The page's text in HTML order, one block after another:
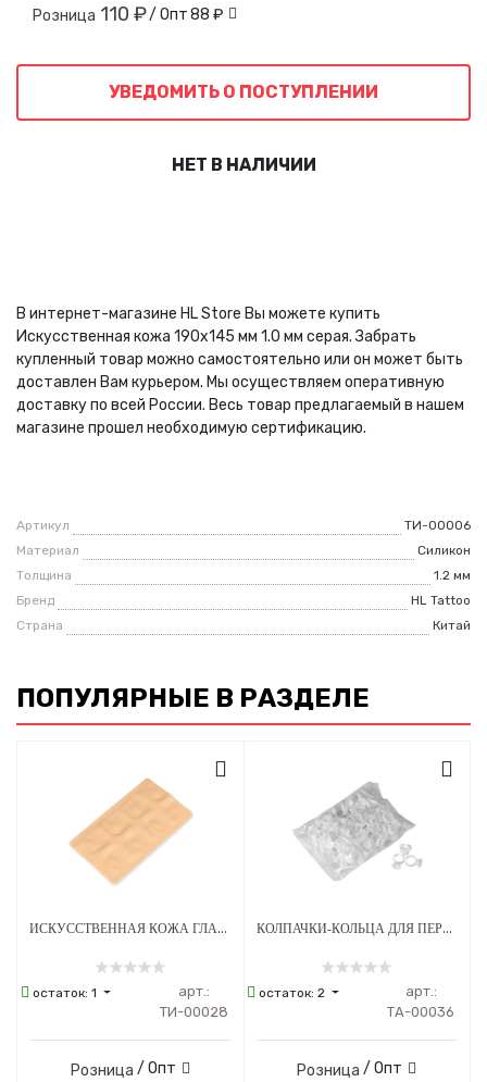
Розница 110 ₽/ Опт88 ₽
УВЕДОМИТЬ О ПОСТУПЛЕНИИ
НЕТ В НАЛИЧИИ
В интернет-магазине HL Store Вы можете купить
Искусственная кожа 190х145 мм 1.0 мм серая. Забрать
купленный товар можно самостоятельно или он может быть
доставлен Вам курьером. Мы осуществляем оперативную
доставку по всей России. Весь товар предлагаемый в нашем
магазине прошел необходимую сертификацию.
Артикул
ТИ-00006
Материал
Силикон
Толщина
1.2 мм
Бренд
HL Tattoo
Страна
Китай
ПОПУЛЯРНЫЕ В РАЗДЕЛЕ
ИСКУССТВЕННАЯ КОЖА ГЛАЗА 260Х150 ММ 2 ММ ЖЕЛТАЯ 3D
остаток:1
арт.:
ТИ-00028
Розница / Опт
КОЛПАЧКИ-КОЛЬЦА ДЛЯ ПЕРМАНЕНТНОГО МАКИЯЖА 13 Х 0.51 ММ - 100 ШТ
остаток: 2
арт.:
ТА-00036
Розница / Опт